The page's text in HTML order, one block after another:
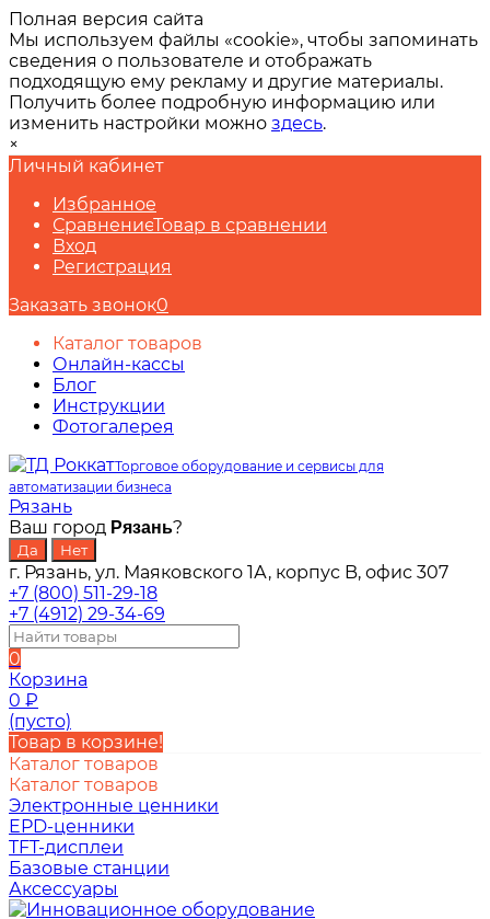
Полная версия сайта
Мы используем файлы «cookie», чтобы запоминать
сведения о пользователе и отображать
подходящую ему рекламу и другие материалы.
Получить более подробную информацию или
изменить настройки можно здесь.
×
Личный кабинет
Избранное
СравнениеТовар в сравнении
Вход
Регистрация
Заказать звонок0
Каталог товаров
Онлайн-кассы
Блог
Инструкции
Фотогалерея
Торговое оборудование и сервисы для
автоматизации бизнеса
Рязань
Ваш город Рязань?
г. Рязань, ул. Маяковского 1А, корпус B, офис 307
+7 (800) 511-29-18
+7 (4912) 29-34-69
0
Корзина
0 ₽
(пусто)
Товар в корзине!
Каталог товаров
Каталог товаров
Электронные ценники
EPD-ценники
TFT-дисплеи
Базовые станции
Аксессуары